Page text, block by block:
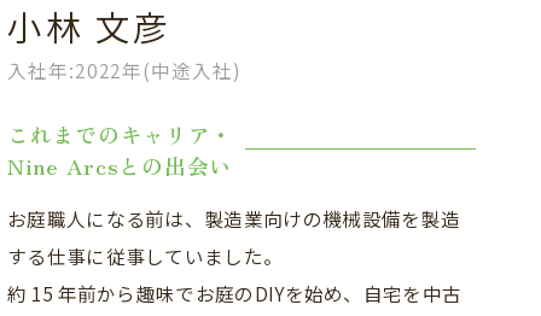
小林 文彦
入社年:2022年(中途入社)
これまでのキャリア・
Nine Arcsとの出会い
お庭職人になる前は、製造業向けの機械設備を製造
する仕事に従事していました。
約 15 年前から趣味でお庭のDIYを始め、自宅を中古